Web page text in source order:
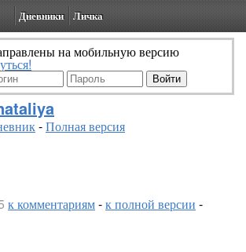
Дневники Личка
на мобильную версию
-Полная версия
к комментариям-к полной версии -